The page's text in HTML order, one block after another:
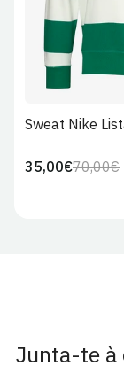
Sweat Nike
70,00€
35,00€
Junta-te à